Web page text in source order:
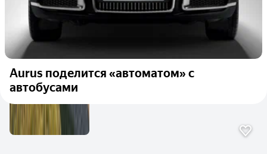
Aurus поделится «автоматом» с
автобусами